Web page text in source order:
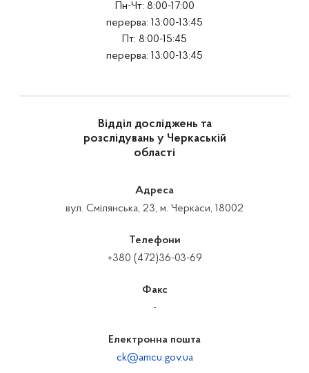
Пн-Чт: 8:00-17:00
перерва: 13:00-13:45
Пт: 8:00-15:45
перерва: 13:00-13:45
Відділ досліджень та
розслідувань у Черкаській
області
Адреса
вул. Смілянська, 23, м. Черкаси, 18002
Телефони
+380 (472)36-03-69
Факс
-
Електронна пошта
ck@amcu.gov.ua